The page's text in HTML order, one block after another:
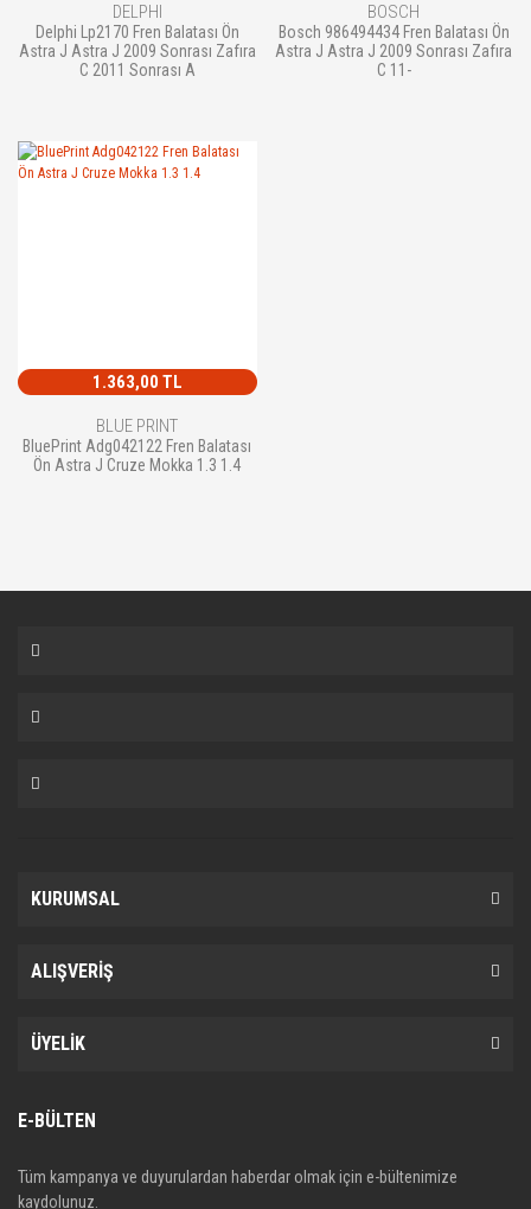
DELPHI
Delphi Lp2170 Fren Balatası Ön
Astra J Astra J 2009 Sonrası Zafıra
C 2011 Sonrası A
BOSCH
Bosch 986494434 Fren Balatası Ön
Astra J Astra J 2009 Sonrası Zafıra
C 11-
1.363,00 TL
BLUE PRINT
BluePrint Adg042122 Fren Balatası
Ön Astra J Cruze Mokka 1.3 1.4
KURUMSAL
ALIŞVERİŞ
ÜYELİK
E-BÜLTEN
Tüm kampanya ve duyurulardan haberdar olmak için e-bültenimize
kaydolunuz.